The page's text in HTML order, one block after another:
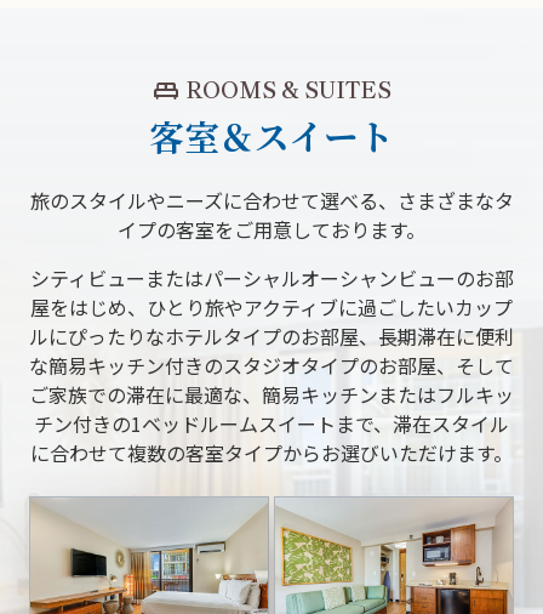
king_bed ROOMS & SUITES
客室＆スイート
旅のスタイルやニーズに合わせて選べる、さまざまなタ
イプの客室をご用意しております。
シティビューまたはパーシャルオーシャンビューのお部
屋をはじめ、ひとり旅やアクティブに過ごしたいカップ
ルにぴったりなホテルタイプのお部屋、長期滞在に便利
な簡易キッチン付きのスタジオタイプのお部屋、そして
ご家族での滞在に最適な、簡易キッチンまたはフルキッ
チン付きの1ベッドルームスイートまで、滞在スタイル
に合わせて複数の客室タイプからお選びいただけます。